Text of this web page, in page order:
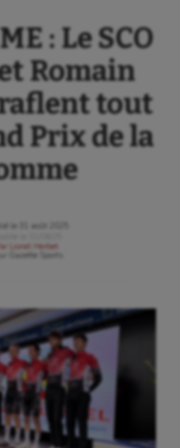
: Le SCO
Romain
tout
Prix de la
le
31 août 2025
Par
Lionel Herbet
Gazette Sports